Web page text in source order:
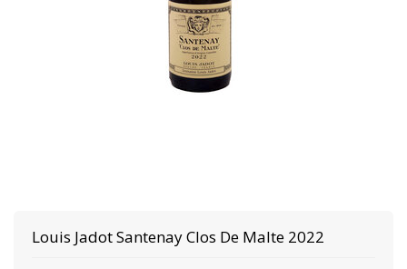
Louis JadotSantenay Clos De Malte 2022